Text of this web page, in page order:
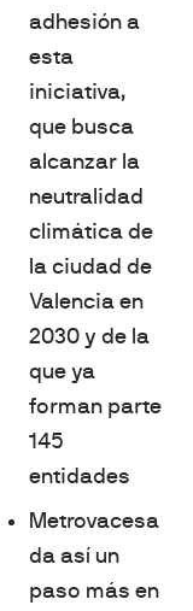
adhesión a
esta
iniciativa,
que busca
alcanzar la
neutralidad
climática de
la ciudad de
Valencia en
2030 y de la
que ya
forman parte
145
entidades
Metrovacesa
da así un
paso más en